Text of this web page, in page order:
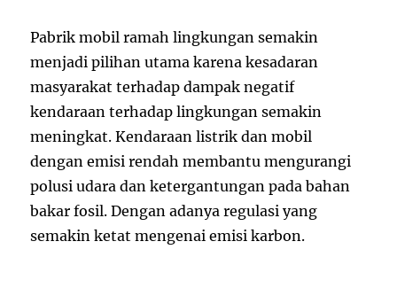
Pabrik mobil ramah lingkungan semakin
menjadi pilihan utama karena kesadaran
masyarakat terhadap dampak negatif
kendaraan terhadap lingkungan semakin
meningkat. Kendaraan listrik dan mobil
dengan emisi rendah membantu mengurangi
polusi udara dan ketergantungan pada bahan
bakar fosil. Dengan adanya regulasi yang
semakin ketat mengenai emisi karbon.